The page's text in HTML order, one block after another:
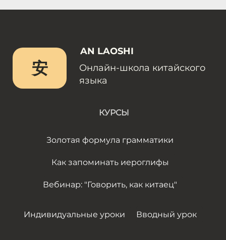
安
AN LAOSHI
Онлайн-школа китайского
языка
КУРСЫ
Золотая формула грамматики
Как запоминать иероглифы
Вебинар: "Говорить, как китаец"
Индивидуальные уроки Вводный урок